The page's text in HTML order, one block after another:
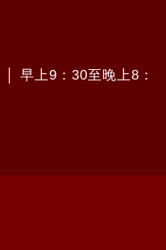
早上9：30至晚上8：